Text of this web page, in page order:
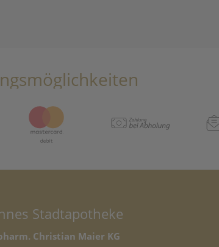
Stadtapotheke
Christian Maier KG